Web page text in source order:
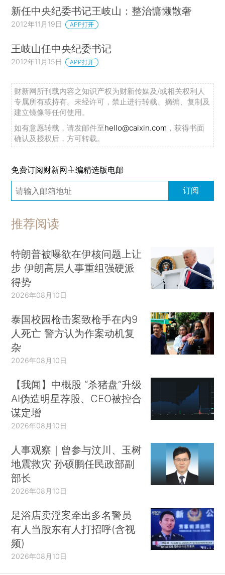
新任中央纪委书记王岐山：整治慵懒散奢
2012年11月19日 APP打开
王岐山任中央纪委书记
2012年11月15日 APP打开
财新网所刊载内容之知识产权为财新传媒及/或相关权利人
专属所有或持有。未经许可，禁止进行转载、摘编、复制及
建立镜像等任何使用。
如有意愿转载，请发邮件至hello@caixin.com ，获得书面
确认及授权后，方可转载。
免费订阅财新网主编精选版电邮
订阅
推荐阅读
特朗普被曝欲在伊核问题上让
步 伊朗高层人事重组强硬派
得势
2026年08月10日
泰国校园枪击案致枪手在内9
人死亡 警方认为作案动机复
杂
2026年08月10日
【我闻】中概股 “杀猪盘”升级
AI伪造明星荐股、CEO被控合
谋定增
2026年08月10日
人事观察｜曾参与汶川、玉树
地震救灾 孙硕鹏任民政部副
部长
2026年08月10日
足浴店卖淫案牵出多名警员
有人当股东有人打招呼(含视
频)
2026年08月10日